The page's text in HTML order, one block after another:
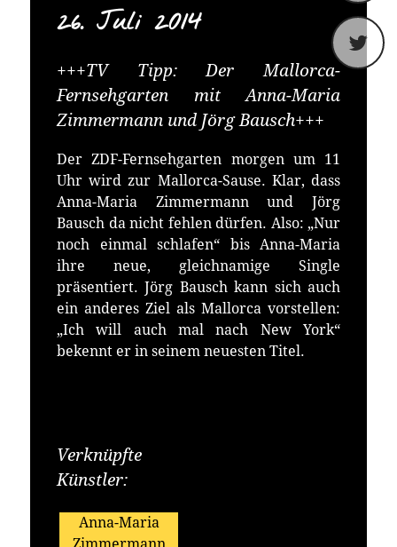
26. Juli 2014
+++TV Tipp: Der Mallorca-
Fernsehgarten mit Anna-Maria
Zimmermann und Jörg Bausch+++
Der ZDF-Fernsehgarten morgen um 11
Uhr wird zur Mallorca-Sause. Klar, dass
Anna-Maria Zimmermann und Jörg
Bausch da nicht fehlen dürfen. Also: „Nur
noch einmal schlafen“ bis Anna-Maria
ihre neue, gleichnamige Single
präsentiert. Jörg Bausch kann sich auch
ein anderes Ziel als Mallorca vorstellen:
„Ich will auch mal nach New York“
bekennt er in seinem neuesten Titel.
Verknüpfte
Künstler:
Anna-Maria